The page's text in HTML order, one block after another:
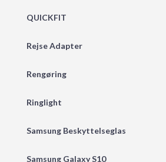
QUICKFIT
Rejse Adapter
Rengøring
Ringlight
Samsung Beskyttelseglas
Samsung Galaxy S10